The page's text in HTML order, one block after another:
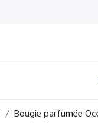
Bougie parfumée